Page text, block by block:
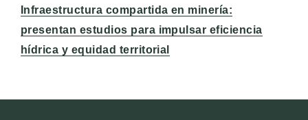
Entrada
siguiente:
Infraestructura compartida en minería:
presentan estudios para impulsar eficiencia
hídrica y equidad territorial